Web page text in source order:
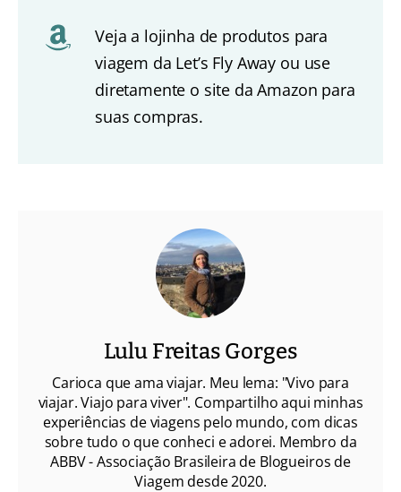
Veja a lojinha de produtos para
viagem da Let’s Fly Away ou use
diretamente o site da Amazon para
suas compras.
Lulu Freitas Gorges
Carioca que ama viajar. Meu lema: "Vivo para
viajar. Viajo para viver". Compartilho aqui minhas
experiências de viagens pelo mundo, com dicas
sobre tudo o que conheci e adorei. Membro da
ABBV - Associação Brasileira de Blogueiros de
Viagem desde 2020.